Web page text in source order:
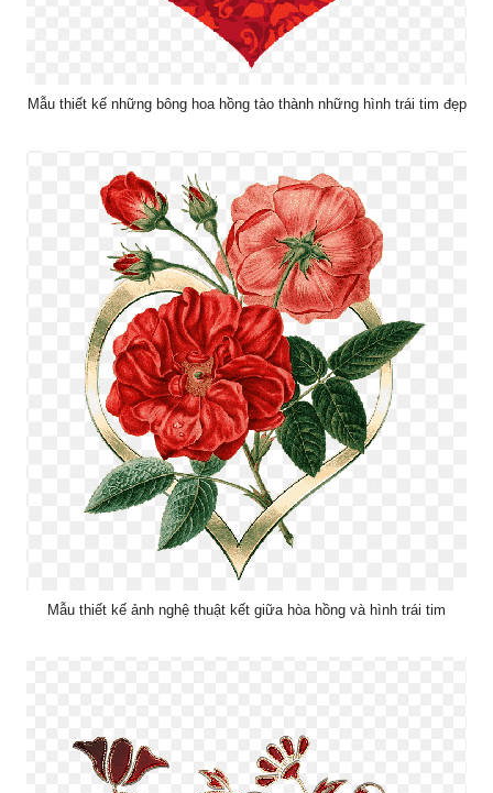
Mẫu thiết kế những bông hoa hồng tào thành những hình trái tim đẹp
Mẫu thiết kế ảnh nghệ thuật kết giữa hòa hồng và hình trái tim